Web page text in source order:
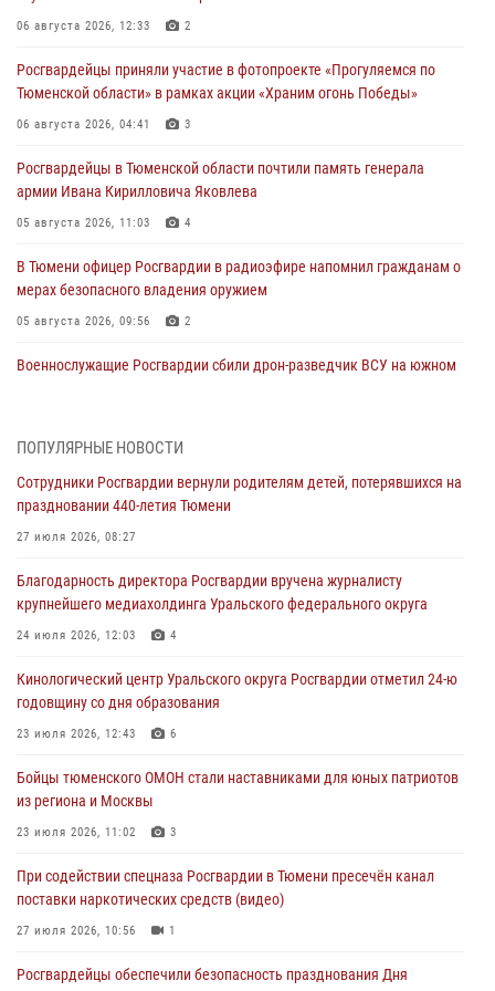
06 августа 2026, 12:33 2
Росгвардейцы приняли участие в фотопроекте «Прогуляемся по
Тюменской области» в рамках акции «Храним огонь Победы»
06 августа 2026, 04:41 3
Росгвардейцы в Тюменской области почтили память генерала
армии Ивана Кирилловича Яковлева
05 августа 2026, 11:03 4
В Тюмени офицер Росгвардии в радиоэфире напомнил гражданам о
мерах безопасного владения оружием
05 августа 2026, 09:56 2
Военнослужащие Росгвардии сбили дрон-разведчик ВСУ на южном
масштабных спортивных событий на Урале
05 августа 2026, 05:22
виновника ДТП
05 августа 2026, 05:15
труженицу тыла из Тюмени
04 августа 2026, 11:07
условиях в Тюменской области (видео)
04 августа 2026, 06:28
ПОПУЛЯРНЫЕ НОВОСТИ
Сотрудники Росгвардии вернули родителям детей, потерявшихся на
праздновании 440-летия Тюмени
27 июля 2026, 08:27
Благодарность директора Росгвардии вручена журналисту
крупнейшего медиахолдинга Уральского федерального округа
24 июля 2026, 12:03 4
Кинологический центр Уральского округа Росгвардии отметил 24-ю
годовщину со дня образования
23 июля 2026, 12:43 6
Бойцы тюменского ОМОН стали наставниками для юных патриотов
из региона и Москвы
23 июля 2026, 11:02 3
При содействии спецназа Росгвардии в Тюмени пресечён канал
поставки наркотических средств (видео)
27 июля 2026, 10:56 1
Росгвардейцы обеспечили безопасность празднования Дня